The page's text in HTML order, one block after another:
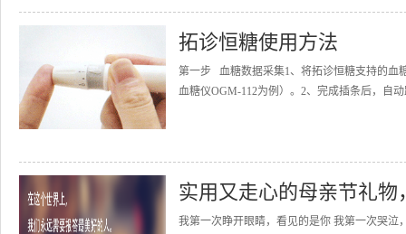
拓诊恒糖使用方法
第一步 血糖数据采集1、将拓诊恒糖支持的血
血糖仪OGM-112为例）。2、完成插条后，自
实用又走心的母亲节礼
我第一次睁开眼睛，看见的是你 我第一次哭泣